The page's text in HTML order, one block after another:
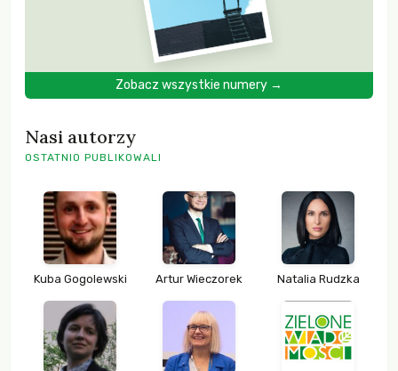
Zobacz wszystkie numery →
Nasi autorzy
OSTATNIO PUBLIKOWALI
Kuba Gogolewski Artur Wieczorek Natalia Rudzka